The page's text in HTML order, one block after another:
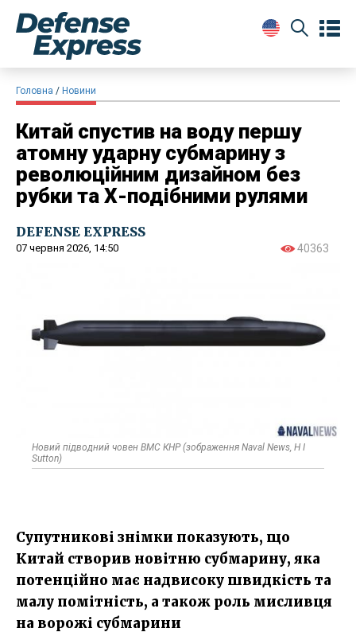
Головна Новини
Китай спустив на воду першу
атомну ударну субмарину з
революційним дизайном без
рубки та Х-подібними рулями
DEFENSE EXPRESS
07 червня 2026, 14:50 40363
Новий підводний човен ВМС КНР (зображення Naval News, H I
Sutton)
Супутникові знімки показують, що
Китай створив новітню субмарину, яка
потенційно має надвисоку швидкість та
малу помітність, а також роль мисливця
на ворожі субмарини